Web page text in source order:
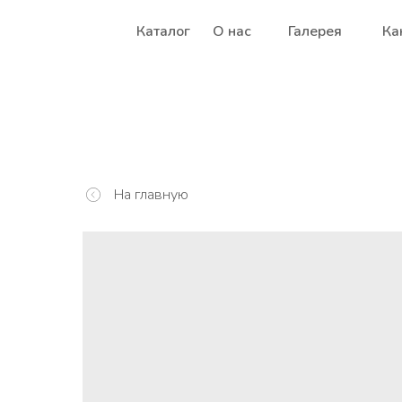
О нас
Каталог Галерея
На главную